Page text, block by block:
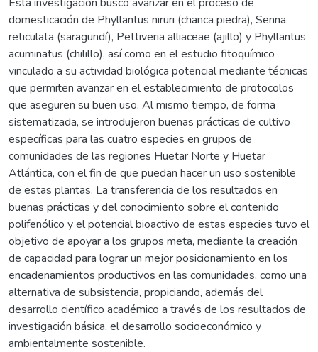
domesticación de Phyllantus niruri (chanca piedra), Senna
reticulata (saragundí), Pettiveria alliaceae (ajillo) y Phyllantus
acuminatus (chilillo), así como en el estudio fitoquímico
vinculado a su actividad biológica potencial mediante técnicas
que permiten avanzar en el establecimiento de protocolos
que aseguren su buen uso. Al mismo tiempo, de forma
sistematizada, se introdujeron buenas prácticas de cultivo
específicas para las cuatro especies en grupos de
comunidades de las regiones Huetar Norte y Huetar
Atlántica, con el fin de que puedan hacer un uso sostenible
de estas plantas. La transferencia de los resultados en
buenas prácticas y del conocimiento sobre el contenido
polifenólico y el potencial bioactivo de estas especies tuvo el
objetivo de apoyar a los grupos meta, mediante la creación
de capacidad para lograr un mejor posicionamiento en los
encadenamientos productivos en las comunidades, como una
alternativa de subsistencia, propiciando, además del
desarrollo científico académico a través de los resultados de
investigación básica, el desarrollo socioeconómico y
ambientalmente sostenible.